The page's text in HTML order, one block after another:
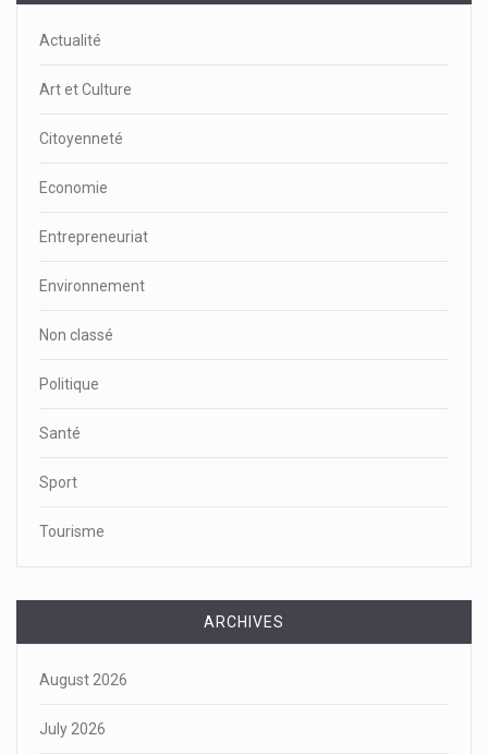
Actualité
Art et Culture
Citoyenneté
Economie
Entrepreneuriat
Environnement
Non classé
Politique
Santé
Sport
Tourisme
ARCHIVES
August 2026
July 2026